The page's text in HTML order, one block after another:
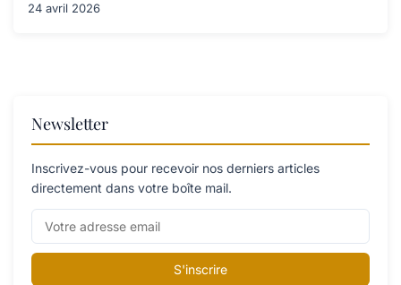
24 avril 2026
Newsletter
Inscrivez-vous pour recevoir nos derniers articles
directement dans votre boîte mail.
S'inscrire